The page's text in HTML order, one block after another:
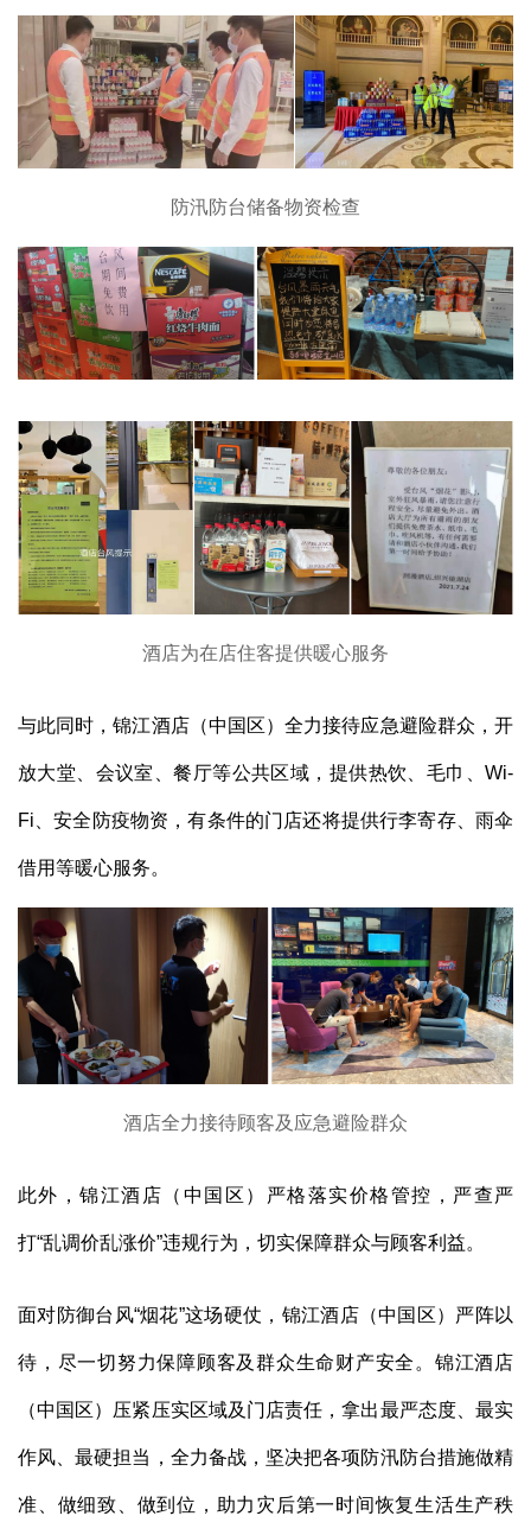
防汛防台储备物资检查
酒店为在店住客提供暖心服务
与此同时，锦江酒店（中国区）全力接待应急避险群众，开
放大堂、会议室、餐厅等公共区域，提供热饮、毛巾、Wi-
Fi、安全防疫物资，有条件的门店还将提供行李寄存、雨伞
借用等暖心服务。
酒店全力接待顾客及应急避险群众
此外，锦江酒店（中国区）严格落实价格管控，严查严
打“乱调价乱涨价”违规行为，切实保障群众与顾客利益。
面对防御台风“烟花”这场硬仗，锦江酒店（中国区）严阵以
待，尽一切努力保障顾客及群众生命财产安全。锦江酒店
（中国区）压紧压实区域及门店责任，拿出最严态度、最实
作风、最硬担当，全力备战，坚决把各项防汛防台措施做精
准、做细致、做到位，助力灾后第一时间恢复生活生产秩